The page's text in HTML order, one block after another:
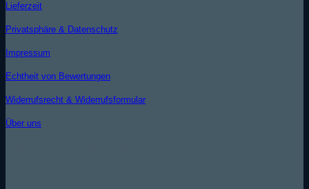
Lieferzeit
Privatsphäre & Datenschutz
Impressum
Echtheit von Bewertungen
Widerrufsrecht & Widerrufsformular
Über uns